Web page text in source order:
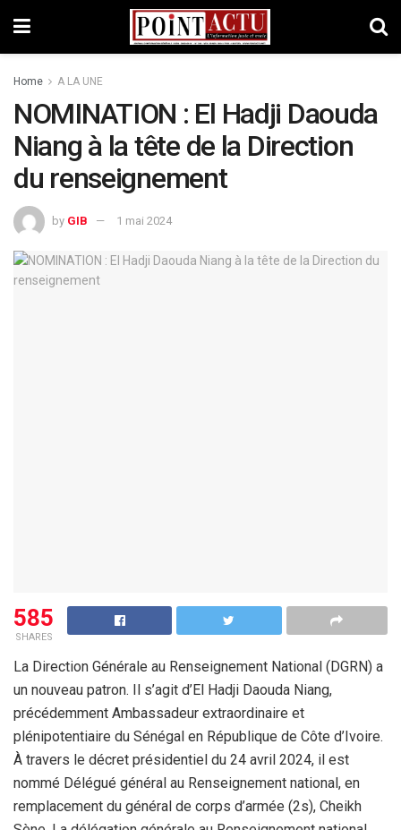
Home A LA UNE
NOMINATION : El Hadji Daouda
Niang à la tête de la Direction
du renseignement
by GIB 1 mai 2024
585
SHARES
La Direction Générale au Renseignement National (DGRN) a
un nouveau patron. Il s’agit d’El Hadji Daouda Niang,
précédemment Ambassadeur extraordinaire et
plénipotentiaire du Sénégal en République de Côte d’Ivoire.
À travers le décret présidentiel du 24 avril 2024, il est
nommé Délégué général au Renseignement national, en
remplacement du général de corps d’armée (2s), Cheikh